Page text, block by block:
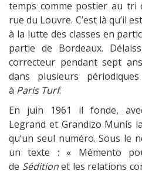
temps comme postier au tri
rue du Louvre. C’est là qu’il
à la lutte des classes en
partie de Bordeaux.
correcteur pendant sept
dans plusieurs
à Paris Turf.
En juin 1961 il fonde,
Legrand et Grandizo Munis
qu’un seul numéro. Sous le
un texte : « Mémento
de Séditionet les relations